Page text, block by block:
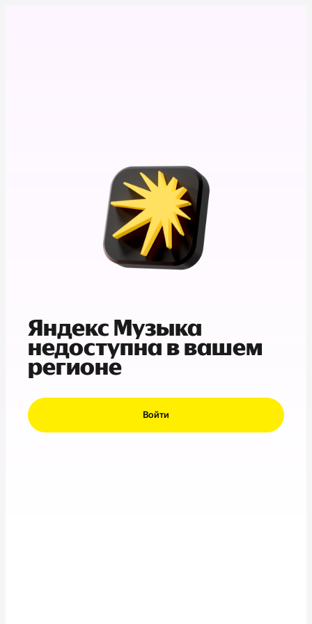
Яндекс Музыка
недоступна в вашем
регионе
Войти